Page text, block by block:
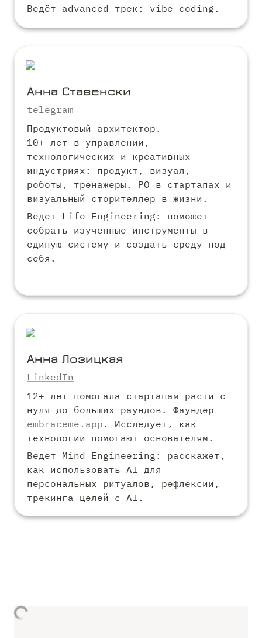
Ведёт advanced-трек: vibe-coding.
Анна Ставенски
telegram
Продуктовый архитектор.
10+ лет в управлении,
технологических и креативных
индустриях: продукт, визуал,
роботы, тренажеры. PO в стартапах и
визуальный сторителлер в жизни.
Ведет Life Engineering: поможет
собрать изученные инструменты в
единую систему и создать среду под
себя.
Анна Лозицкая
LinkedIn
12+ лет помогала стартапам расти с
embraceme.app . Исследует, как
технологии помогают основателям.
Ведет Mind Engineering: расскажет,
как использовать AI для
персональных ритуалов, рефлексии,
трекинга целей с AI.